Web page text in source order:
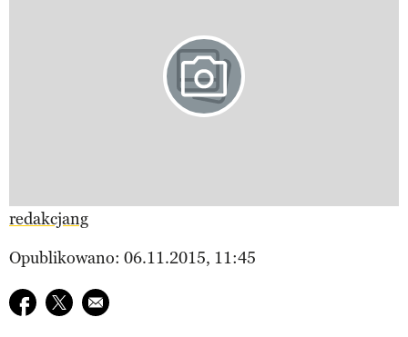
redakcjang
Opublikowano: 06.11.2015, 11:45
Udostępnij na facebook
Udostępnij na twitter
E-mail do przyjaciela